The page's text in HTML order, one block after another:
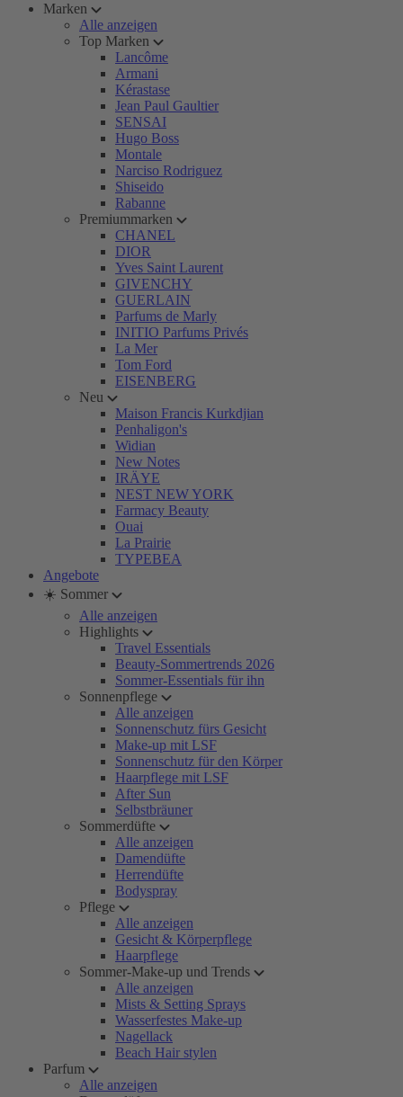
Marken
Alle anzeigen
Top Marken
Lancôme
Armani
Kérastase
Jean Paul Gaultier
SENSAI
Hugo Boss
Montale
Narciso Rodriguez
Shiseido
Rabanne
Premiummarken
CHANEL
DIOR
Yves Saint Laurent
GIVENCHY
GUERLAIN
Parfums de Marly
INITIO Parfums Privés
La Mer
Tom Ford
EISENBERG
Neu
Maison Francis Kurkdjian
Penhaligon's
Widian
New Notes
IRÄYE
NEST NEW YORK
Farmacy Beauty
Ouai
La Prairie
TYPEBEA
Angebote
☀️ Sommer
Alle anzeigen
Highlights
Travel Essentials
Beauty-Sommertrends 2026
Sommer-Essentials für ihn
Sonnenpflege
Alle anzeigen
Sonnenschutz fürs Gesicht
Make-up mit LSF
Sonnenschutz für den Körper
Haarpflege mit LSF
After Sun
Selbstbräuner
Sommerdüfte
Alle anzeigen
Damendüfte
Herrendüfte
Bodyspray
Pflege
Alle anzeigen
Gesicht & Körperpflege
Haarpflege
Sommer-Make-up und Trends
Alle anzeigen
Mists & Setting Sprays
Wasserfestes Make-up
Nagellack
Beach Hair stylen
Parfum
Alle anzeigen